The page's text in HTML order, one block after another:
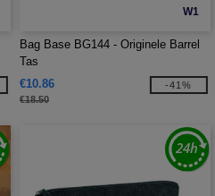
W1
Bag Base BG144 - Originele Barrel
Tas
€10.86
€18.50
-41%